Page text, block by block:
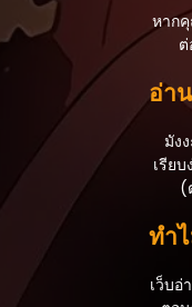
หาก
อ่า
มัง
เรีย
(
ทำ
เว็บอ่